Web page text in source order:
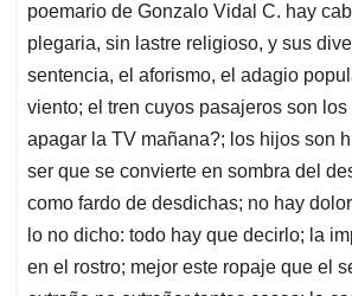
poemario de Gonzalo Vidal C. hay
plegaria, sin lastre religioso, y sus
sentencia, el aforismo, el adagio
viento; el tren cuyos pasajeros son
apagar la TV mañana?; los hijos son
ser que se convierte en sombra del
como fardo de desdichas; no hay
lo no dicho: todo hay que decirlo; la
en el rostro; mejor este ropaje que el